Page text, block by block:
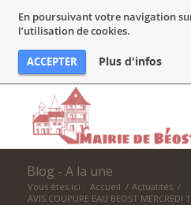
En poursuivant votre navigation
l’utilisation de cookies.
ACCEPTER Plus d'infos
Blog - A la une
Vous êtes ici : Accueil / Actualités /
AVIS COUPURE EAU BEOST MERCREDI